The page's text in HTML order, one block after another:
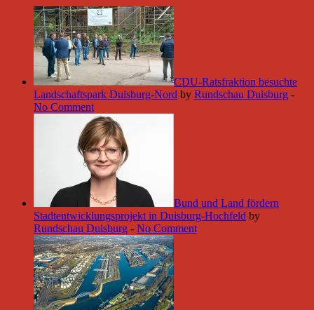
CDU-Ratsfraktion besuchte
Landschaftspark Duisburg-Nord by Rundschau Duisburg -
No Comment
Bund und Land fördern
Stadtentwicklungsprojekt in Duisburg-Hochfeld by
Rundschau Duisburg - No Comment